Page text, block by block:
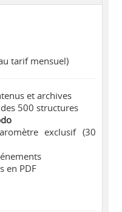
tarif mensuel)
et archives
500 structures
exclusif (30
en PDF